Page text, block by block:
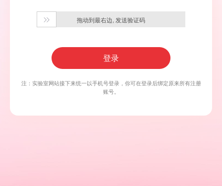
 拖动到最右边, 发送验证码
登录
注：实验室网站接下来统一以手机号登录，你可在登录后绑定原来所有注册
账号。